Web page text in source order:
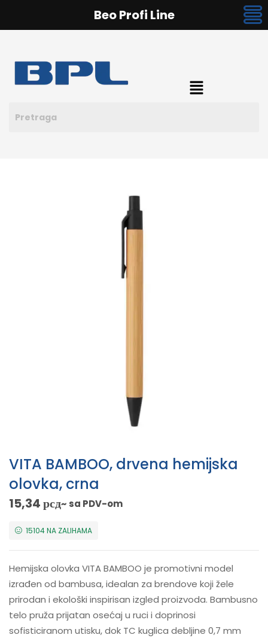
VITA BAMBOO, drvena hemijska
olovka, crna
15,34рсд~ sa PDV-om
15104 NA ZALIHAMA
Hemijska olovka VITA BAMBOO je promotivni model
izrađen od bambusa, idealan za brendove koji žele
prirodan i ekološki inspirisan izgled proizvoda. Bambusno
telo pruža prijatan osećaj u ruci i doprinosi
sofisticiranom utisku, dok TC kuglica debljine 0,7 mm
Beo Profi Line